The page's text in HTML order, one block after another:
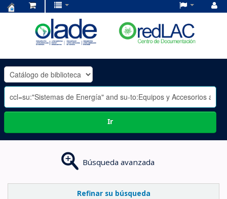
OLADE
-
Ir
Búsqueda avanzada
Refinar su búsqueda